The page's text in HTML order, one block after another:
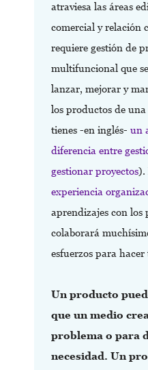
atraviesa las áreas
comercial y relación
requiere gestión de
multifuncional que
lanzar, mejorar y
los productos de
tienes -en inglés- un
diferencia entre
gestionar proyectos).
experiencia
aprendizajes con los
colaborará
esfuerzos para
Un producto
que un medio
problema o para
necesidad. Un